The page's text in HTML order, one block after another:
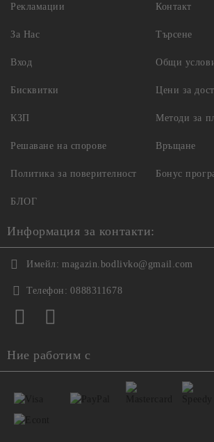
Рекламации
За Нас
Вход
Контакт
Търсене
Общи
Бисквитки
КЗП
Решаване на спорове
Политика за поверителност
Цени за
Методи за
Връщане
Бонус
БЛОГ
Информация за контакти:
Имейл: magazin.bodlivko@gmail.com
Телефон: 0888311678
Ние работим с